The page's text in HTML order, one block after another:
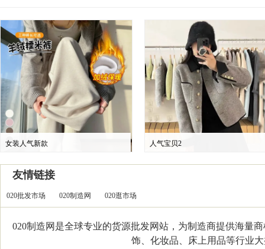
女装人气新款 人气宝贝2
友情链接
020批发市场 020制造网 020逛市场
020制造网是全球专业的货源批发网站，为制造商提供海量
饰、化妆品、床上用品等行业